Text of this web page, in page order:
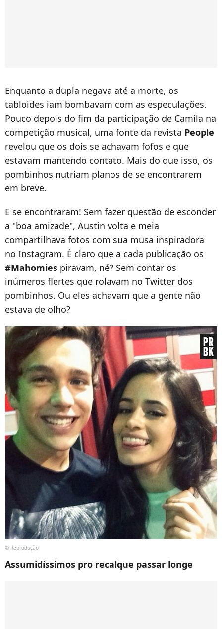
Enquanto a dupla negava até a morte, os
tabloides iam bombavam com as especulações.
Pouco depois do fim da participação de Camila na
competição musical, uma fonte da revista People
revelou que os dois se achavam fofos e que
estavam mantendo contato. Mais do que isso, os
pombinhos nutriam planos de se encontrarem
em breve.
E se encontraram! Sem fazer questão de esconder
a "boa amizade", Austin volta e meia
compartilhava fotos com sua musa inspiradora
no Instagram. É claro que a cada publicação os
#Mahomies piravam, né? Sem contar os
inúmeros flertes que rolavam no Twitter dos
pombinhos. Ou eles achavam que a gente não
estava de olho?
© Reprodução
Assumidíssimos pro recalque passar longe